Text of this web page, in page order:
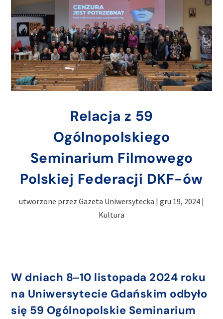
Relacja z 59
Ogólnopolskiego
Seminarium Filmowego
Polskiej Federacji DKF-ów
utworzone przez Gazeta Uniwersytecka | gru 19, 2024 |
Kultura
W dniach 8‒10 listopada 2024 roku
na Uniwersytecie Gdańskim odbyło
się 59 Ogólnopolskie Seminarium